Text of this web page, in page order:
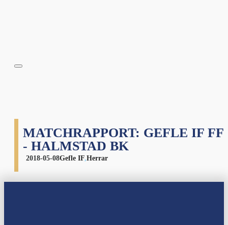
MATCHRAPPORT: GEFLE IF FF
- HALMSTAD BK
2018-05-08Gefle IF,Herrar